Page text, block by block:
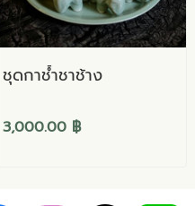
ชุดกาช้ำชาช้าง
3,000.00 ฿